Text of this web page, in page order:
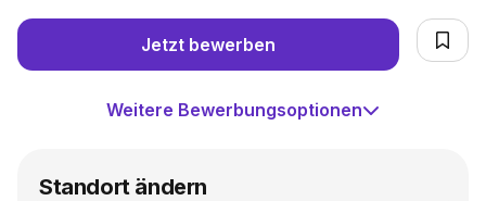
Jetzt bewerben
Weitere Bewerbungsoptionen
Standort ändern